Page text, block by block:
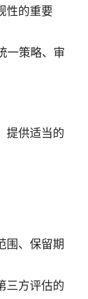
性的重要
一策略、审
提供适当的
围、保留期
三方评估的